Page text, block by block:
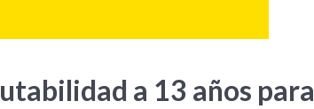
a 13 años para